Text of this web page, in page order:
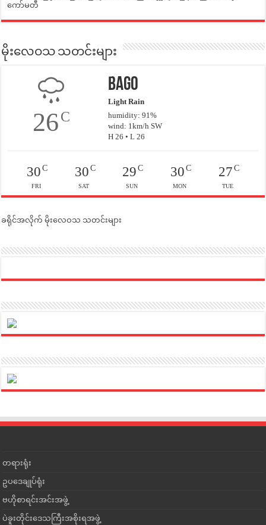
ကော်မတီ
မိုးလေဝသ သတင်းများ
26C
Bago
Light Rain
humidity: 91%
wind: 1km/h SW
H 26 • L 26
30C
FRI
30C
SAT
29 C
SUN
30C
MON
27C
TUE
ခရိုင်အလိုက် မိုးလေဝသ သတင်းများ
တရားရုံး
ဥပဒေချုပ်ရုံး
ဗဟိုစာရင်းအင်းအဖွဲ့
ပဲခူးတိုင်းဒေသကြီးအစိုးရအဖွဲ့